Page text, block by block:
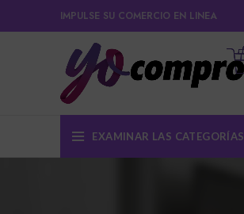
IMPULSE SU COMERCIO EN LINEA
EXAMINAR LAS CATEGORÍAS